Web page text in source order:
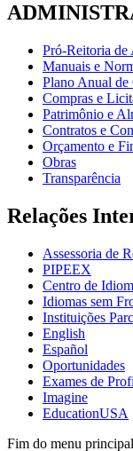
Pró-Reitoria de
Manuais e
Plano Anual de
Compras e
Patrimônio e
Contratos e
Orçamento e
Obras
Transparência
Relações
Assessoria de
PIPEEX
Centro de
Idiomas sem
Instituições
English
Español
Oportunidades
Exames de
Imagine
EducationUSA
Fim do menu principal